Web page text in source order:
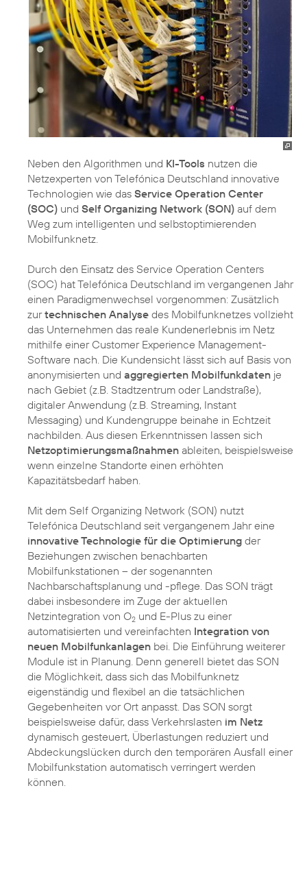
Neben den Algorithmen und KI-Tools nutzen die
Netzexperten von Telefónica Deutschland innovative
Technologien wie das Service Operation Center
(SOC) und Self Organizing Network (SON) auf dem
Weg zum intelligenten und selbstoptimierenden
Mobilfunknetz.
Durch den Einsatz des Service Operation Centers
(SOC) hat Telefónica Deutschland im vergangenen Jahr
einen Paradigmenwechsel vorgenommen: Zusätzlich
zurtechnischen Analyse des Mobilfunknetzes vollzieht
das Unternehmen das reale Kundenerlebnis im Netz
mithilfe einer Customer Experience Management-
Software nach. Die Kundensicht lässt sich auf Basis von
anonymisierten und aggregierten Mobilfunkdaten je
nach Gebiet (z.B. Stadtzentrum oder Landstraße),
digitaler Anwendung (z.B. Streaming, Instant
Messaging) und Kundengruppe beinahe in Echtzeit
nachbilden. Aus diesen Erkenntnissen lassen sich
Netzoptimierungsmaßnahmen ableiten, beispielsweise
wenn einzelne Standorte einen erhöhten
Kapazitätsbedarf haben.
Mit dem Self Organizing Network (SON) nutzt
Telefónica Deutschland seit vergangenem Jahr eine
innovative Technologie für die Optimierung der
Beziehungen zwischen benachbarten
Mobilfunkstationen – der sogenannten
Nachbarschaftsplanung und -pflege. Das SON trägt
dabei insbesondere im Zuge der aktuellen
Netzintegration von O2 und E-Plus zu einer
automatisierten und vereinfachten Integration von
neuen Mobilfunkanlagen bei. Die Einführung weiterer
Module ist in Planung. Denn generell bietet das SON
die Möglichkeit, dass sich das Mobilfunknetz
eigenständig und flexibel an die tatsächlichen
Gegebenheiten vor Ort anpasst. Das SON sorgt
beispielsweise dafür, dass Verkehrslasten im Netz
dynamisch gesteuert, Überlastungen reduziert und
Abdeckungslücken durch den temporären Ausfall einer
Mobilfunkstation automatisch verringert werden
können.